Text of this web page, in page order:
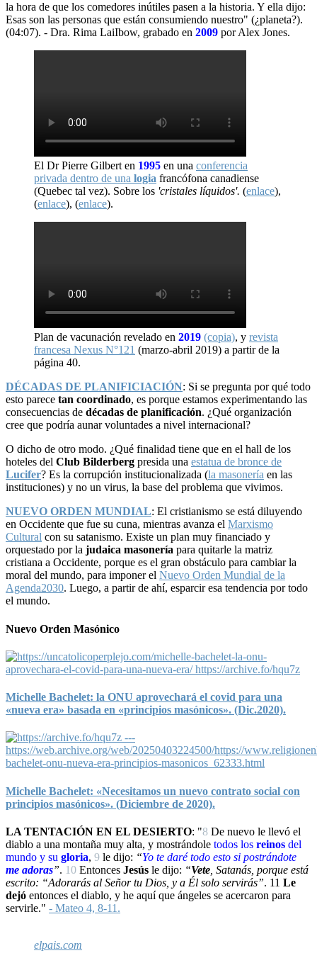
la hora de que los comedores inútiles pasen a la historia. Y ella dijo:
Esas son las personas que están consumiendo nuestro" (¿planeta?).
(04:07). - Dra. Rima LaiIbow, grabado en 2009 por Alex Jones.
El Dr Pierre Gilbert en 1995 en una conferencia
privada dentro de una logia francófona canadiense
(Quebec tal vez). Sobre los 'cristales líquidos'. (enlace),
(enlace), (enlace).
Plan de vacunación revelado en 2019 (copia), y revista
francesa Nexus N°121 (marzo-abril 2019) a partir de la
página 40.
DÉCADAS DE PLANIFICIACIÓN: Si se pregunta por qué todo
esto parece tan coordinado, es porque estamos experimentando las
consecuencias de décadas de planificación. ¿Qué organización
cree que podría aunar voluntades a nivel internacional?
O dicho de otro modo. ¿Qué finalidad tiene que en el hall de los
hoteles del Club Bilderberg presida una estatua de bronce de
Lucifer? Es la corrupción institucionalizada (la masonería en las
instituciones) y no un virus, la base del problema que vivimos.
NUEVO ORDEN MUNDIAL: El cristianismo se está diluyendo
en Occidente que fue su cuna, mientras avanza el Marxismo
Cultural con su satanismo. Existe un plan muy financiado y
orquestado por la judaica masonería para quitarle la matriz
cristiana a Occidente, porque es el gran obstáculo para cambiar la
moral del mundo, para imponer el Nuevo Orden Mundial de la
Agenda2030. Luego, a partir de ahí, esparcir esa tendencia por todo
el mundo.
Nuevo Orden Masónico
Michelle Bachelet: la ONU aprovechará el covid para una
«nueva era» basada en «principios masónicos». (Dic.2020).
Michelle Bachelet: «Necesitamos un nuevo contrato social con
principios masónicos». (Diciembre de 2020).
LA TENTACIÓN EN EL DESIERTO: "8 De nuevo le llevó el
diablo a una montaña muy alta, y mostrándole todos los reinos del
mundo y su gloria, 9 le dijo: “Yo te daré todo esto si postrándote
me adoras”. 10 Entonces Jesús le dijo: “Vete , Satanás, porque está
escrito: “Adorarás al Señor tu Dios, y a Él solo servirás”. 11 Le
dejó entonces el diablo, y he aquí que ángeles se acercaron para
servirle." - Mateo 4, 8-11.
elpais.com